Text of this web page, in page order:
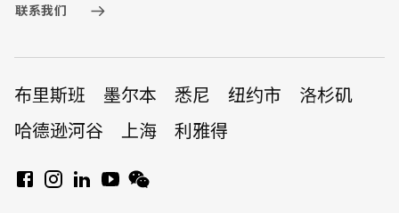
联系我们
布里斯班 墨尔本 悉尼 纽约市
洛杉矶
哈德逊河谷
上海 利雅得